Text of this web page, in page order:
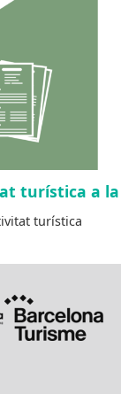
turística a la
turística